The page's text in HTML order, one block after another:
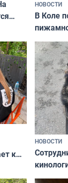
НОВОСТИ
В Коле
к
НОВОСТИ
ищут